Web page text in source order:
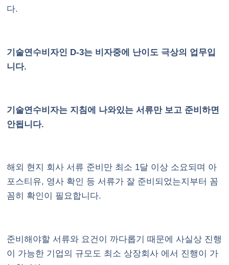
다.
기술연수비자인 D-3는 비자중에 난이도 극상의 업무입
니다.
기술연수비자는 지침에 나와있는 서류만 보고 준비하면
안됩니다.
해외 현지 회사 서류 준비만 최소 1달 이상 소요되며 아
포스티유, 영사 확인 등 서류가 잘 준비되었는지부터 꼼
꼼히 확인이 필요합니다.
준비해야할 서류와 요건이 까다롭기 때문에 사실상 진행
이 가능한 기업의 규모도 최소 상장회사 에서 진행이 가